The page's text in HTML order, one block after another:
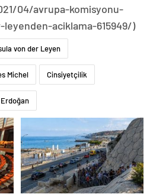
04/avrupa-komisyonu-
aciklama-615949/)
von der Leyen
Michel Cinsiyetçilik